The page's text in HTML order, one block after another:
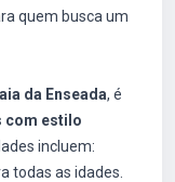
quem busca um
da Enseada, é
com estilo
incluem:
todas as idades.